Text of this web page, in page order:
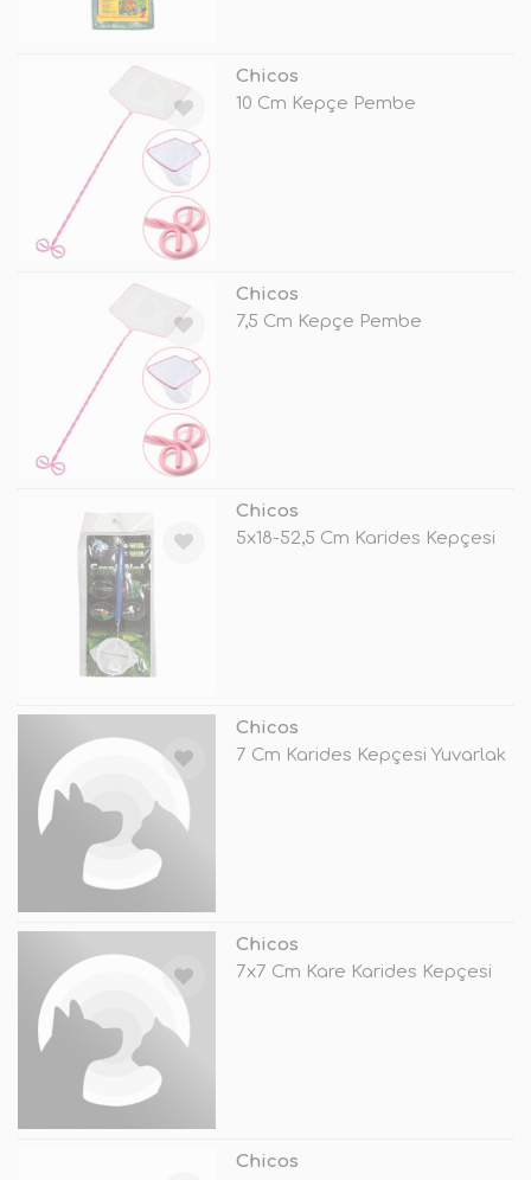
Chicos
10 Cm Kepçe Pembe
Chicos
7,5 Cm Kepçe Pembe
Chicos
5x18-52,5 Cm Karides Kepçesi
Chicos
7 Cm Karides Kepçesi Yuvarlak
Chicos
7x7 Cm Kare Karides Kepçesi
Chicos